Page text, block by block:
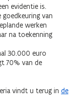
evidentie is.
van
werken
na toekenning
30.000 euro
70% van de
vindt u terug in de